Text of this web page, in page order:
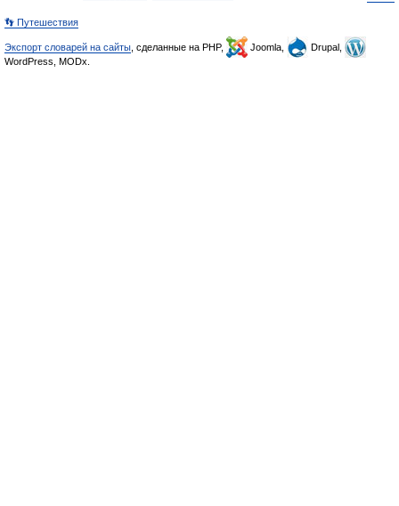
👣 Путешествия
Экспорт словарей на сайты , сделанные на PHP, Joomla,
Drupal,
WordPress, MODx.